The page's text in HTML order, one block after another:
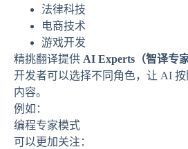
法律科技
电商技术
游戏开发
精挑翻译提供 AI Experts（智译专家
开发者可以选择不同角色，让 AI
内容。
例如：
编程专家模式
可以更加关注：